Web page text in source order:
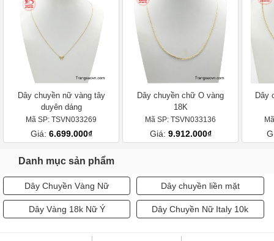
Dây chuyền nữ vàng tây
duyên dáng
Mã SP: TSVN033269
Giá: 6.699.000₫
Dây chuyền chữ O vàng
18K
Mã SP: TSVN033136
Giá: 9.912.000₫
Dây
Danh mục sản phẩm
Dây Chuyền Vàng Nữ Dây chuyền liền mặt
Dây Vàng 18k Nữ Ý Dây Chuyền Nữ Italy 10k